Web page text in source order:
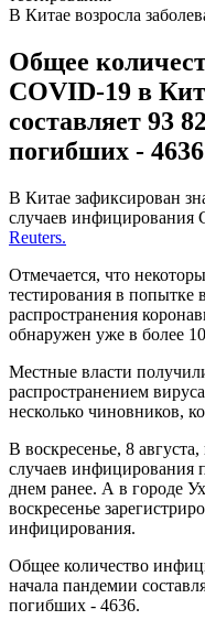
В Китае возросла
Общее
COVID-19 в
составляет 93
погибших -
В Китае зафиксирован
случаев инфицирования
Reuters.
Отмечается, что
тестирования в попытке
распространения
обнаружен уже в более
Местные власти
распространением
несколько чиновников,
В воскресенье, 8
случаев
днем ​​ранее. А в городе
воскресенье
инфицирования.
Общее количество
начала пандемии
погибших - 4636.